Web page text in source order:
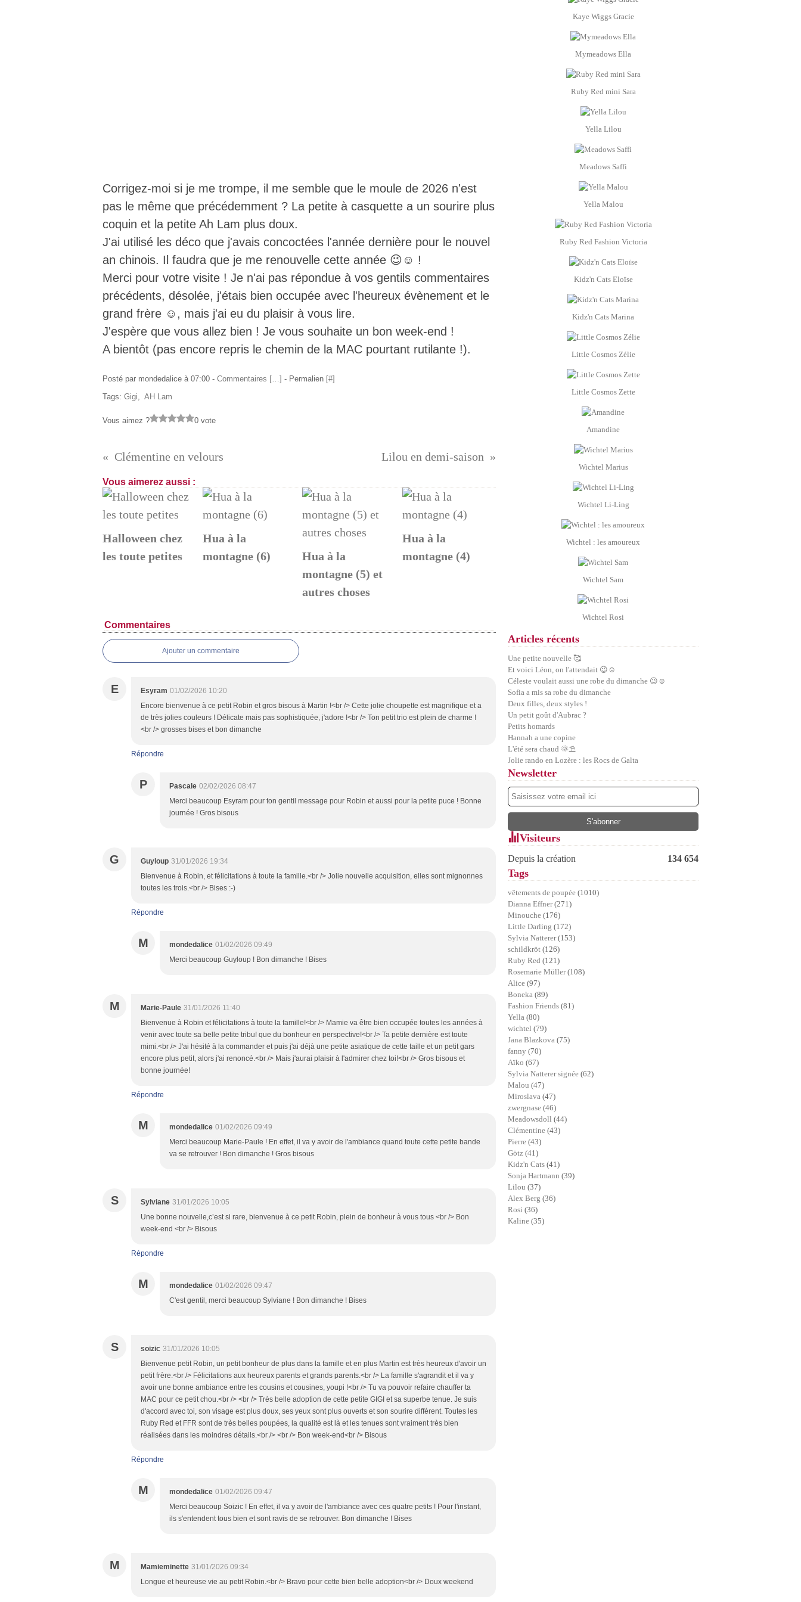
Corrigez-moi si je me trompe, il me semble que le moule de 2026 n'est
pas le même que précédemment ? La petite à casquette a un sourire plus
coquin et la petite Ah Lam plus doux.
J'ai utilisé les déco que j'avais concoctées l'année dernière pour le nouvel
an chinois. Il faudra que je me renouvelle cette année 😉☺️ !
Merci pour votre visite ! Je n'ai pas répondue à vos gentils commentaires
précédents, désolée, j'étais bien occupée avec l'heureux évènement et le
grand frère ☺️, mais j'ai eu du plaisir à vous lire.
J'espère que vous allez bien ! Je vous souhaite un bon week-end !
A bientôt (pas encore repris le chemin de la MAC pourtant rutilante !).
Posté par mondedalice à 07:00 - Commentaires […] - Permalien [#]
Tags: Gigi, AH Lam
Vous aimez ? 0 vote
Clémentine en velours Lilou en demi-saison
Vous aimerez aussi :
Halloween chez
les toute petites
Hua à la
montagne (6)
Hua à la
montagne (5) et
autres choses
Hua à la
montagne (4)
Commentaires
Ajouter un commentaire
E Esyram 01/02/2026 10:20
Encore bienvenue à ce petit Robin et gros bisous à Martin !<br /> Cette jolie choupette est magnifique et a
de très jolies couleurs ! Délicate mais pas sophistiquée, j'adore !<br /> Ton petit trio est plein de charme !
<br /> grosses bises et bon dimanche
Répondre
P Pascale 02/02/2026 08:47
Merci beaucoup Esyram pour ton gentil message pour Robin et aussi pour la petite puce ! Bonne
journée ! Gros bisous
G Guyloup 31/01/2026 19:34
Bienvenue à Robin, et félicitations à toute la famille.<br /> Jolie nouvelle acquisition, elles sont mignonnes
toutes les trois.<br /> Bises :-)
Répondre
M mondedalice 01/02/2026 09:49
Merci beaucoup Guyloup ! Bon dimanche ! Bises
M Marie-Paule 31/01/2026 11:40
Bienvenue à Robin et félicitations à toute la famille!<br /> Mamie va être bien occupée toutes les années à
venir avec toute sa belle petite tribu! que du bonheur en perspective!<br /> Ta petite dernière est toute
mimi.<br /> J'ai hésité à la commander et puis j'ai déjà une petite asiatique de cette taille et un petit gars
encore plus petit, alors j'ai renoncé.<br /> Mais j'aurai plaisir à l'admirer chez toi!<br /> Gros bisous et
bonne journée!
Répondre
M mondedalice 01/02/2026 09:49
Merci beaucoup Marie-Paule ! En effet, il va y avoir de l'ambiance quand toute cette petite bande
va se retrouver ! Bon dimanche ! Gros bisous
S Sylviane 31/01/2026 10:05
Une bonne nouvelle,c’est si rare, bienvenue à ce petit Robin, plein de bonheur à vous tous <br /> Bon
week-end <br /> Bisous
Répondre
M mondedalice 01/02/2026 09:47
C'est gentil, merci beaucoup Sylviane ! Bon dimanche ! Bises
S soizic 31/01/2026 10:05
Bienvenue petit Robin, un petit bonheur de plus dans la famille et en plus Martin est très heureux d'avoir un
petit frère.<br /> Félicitations aux heureux parents et grands parents.<br /> La famille s'agrandit et il va y
avoir une bonne ambiance entre les cousins et cousines, youpi !<br /> Tu va pouvoir refaire chauffer ta
MAC pour ce petit chou.<br /> <br /> Très belle adoption de cette petite GIGI et sa superbe tenue. Je suis
d'accord avec toi, son visage est plus doux, ses yeux sont plus ouverts et son sourire différent. Toutes les
Ruby Red et FFR sont de très belles poupées, la qualité est là et les tenues sont vraiment très bien
réalisées dans les moindres détails.<br /> <br /> Bon week-end<br /> Bisous
Répondre
M mondedalice 01/02/2026 09:47
Merci beaucoup Soizic ! En effet, il va y avoir de l'ambiance avec ces quatre petits ! Pour l'instant,
ils s'entendent tous bien et sont ravis de se retrouver. Bon dimanche ! Bises
M Mamieminette 31/01/2026 09:34
Longue et heureuse vie au petit Robin.<br /> Bravo pour cette bien belle adoption<br /> Doux weekend
Kaye Wiggs Gracie
Mymeadows Ella
Ruby Red mini Sara
Yella Lilou
Meadows Saffi
Yella Malou
Ruby Red Fashion Victoria
Kidz'n Cats Eloïse
Kidz'n Cats Marina
Little Cosmos Zélie
Little Cosmos Zette
Amandine
Wichtel Marius
Wichtel Li-Ling
Wichtel : les amoureux
Wichtel Sam
Wichtel Rosi
Articles récents
Une petite nouvelle 🥰
Et voici Léon, on l'attendait 😉☺️
Céleste voulait aussi une robe du dimanche 😉☺️
Sofia a mis sa robe du dimanche
Deux filles, deux styles !
Un petit goût d'Aubrac ?
Petits homards
Hannah a une copine
L'été sera chaud 🌞⛱️
Jolie rando en Lozère : les Rocs de Galta
Newsletter
Visiteurs
Depuis la création 134 654
Tags
vêtements de poupée (1010)
Dianna Effner(271)
Minouche (176)
Little Darling (172)
Sylvia Natterer(153)
schildkröt (126)
Ruby Red (121)
Rosemarie Müller(108)
Alice (97)
Boneka (89)
Fashion Friends (81)
Yella (80)
wichtel (79)
Jana Blazkova (75)
fanny (70)
Aïko (67)
Sylvia Natterer signée (62)
Malou (47)
Miroslava (47)
zwergnase (46)
Meadowsdoll (44)
Clémentine (43)
Pierre (43)
Götz (41)
Kidz'n Cats (41)
Sonja Hartmann (39)
Lilou (37)
Alex Berg (36)
Rosi (36)
Kaline (35)